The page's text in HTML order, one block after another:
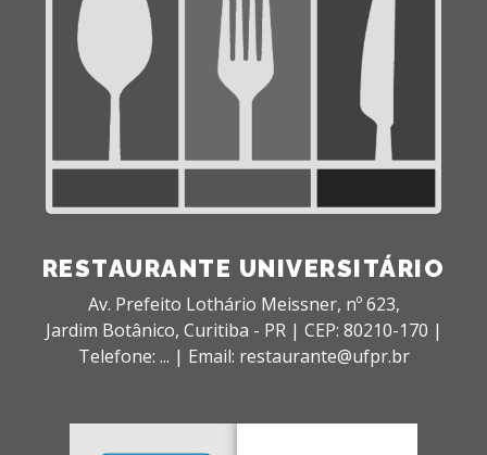
RESTAURANTE UNIVERSITÁRIO
Av. Prefeito Lothário Meissner, nº 623,
Jardim Botânico, Curitiba - PR | CEP: 80210-170 |
Telefone: ... | Email: restaurante@ufpr.br